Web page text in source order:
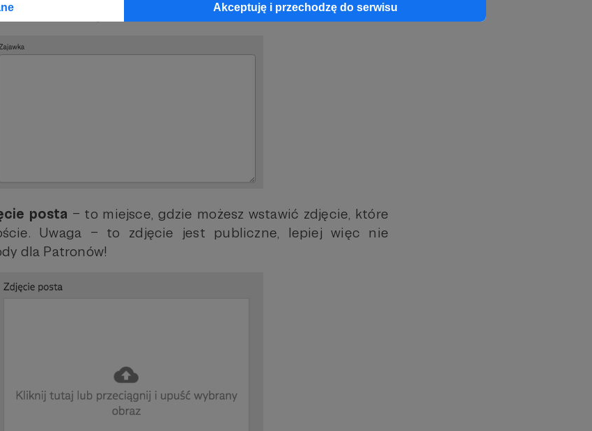
Akceptuję i przechodzę do serwisu
opisując, co zawiera post
posta – to miejsce, gdzie możesz wstawić zdjęcie, które
Uwaga – to zdjęcie jest publiczne, lepiej więc nie
dla Patronów!